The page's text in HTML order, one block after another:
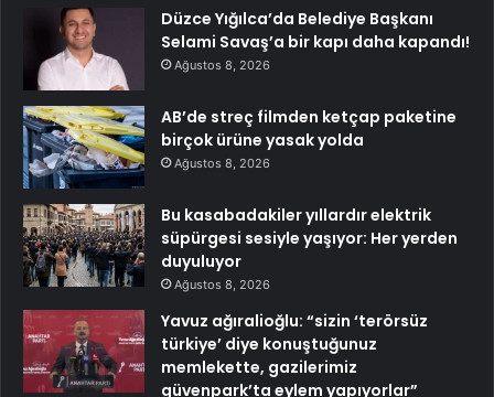
Düzce Yığılca’da Belediye Başkanı
Selami Savaş’a bir kapı daha kapandı!
Ağustos 8, 2026
AB’de streç filmden ketçap paketine
birçok ürüne yasak yolda
Ağustos 8, 2026
Bu kasabadakiler yıllardır elektrik
süpürgesi sesiyle yaşıyor: Her yerden
duyuluyor
Ağustos 8, 2026
Yavuz ağıralioğlu: “sizin ‘terörsüz
türkiye’ diye konuştuğunuz
memlekette, gazilerimiz
güvenpark’ta eylem yapıyorlar”